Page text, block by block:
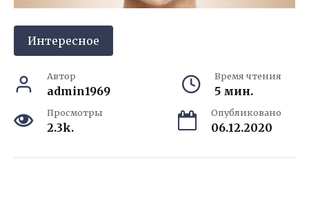
Интересное
Автор
admin1969
Время чтения
5 мин.
Просмотры
2.3k.
Опубликовано
06.12.2020